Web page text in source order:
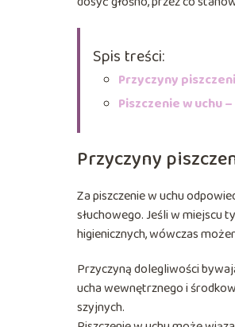
Spis treści:
Przyczyny
Piszczenie w uchu
Przyczyny
Za piszczenie w uchu
słuchowego. Jeśli w miejscu
higienicznych, wówczas
Przyczyną dolegliwości
ucha wewnętrznego i
szyjnych.